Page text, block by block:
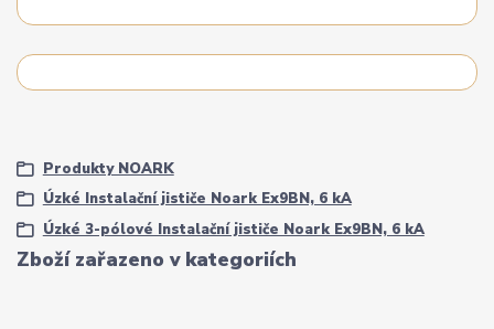
Zboží zařazeno v kategoriích
Produkty NOARK
Úzké Instalační jističe Noark Ex9BN, 6 kA
Úzké 3-pólové Instalační jističe Noark Ex9BN, 6 kA